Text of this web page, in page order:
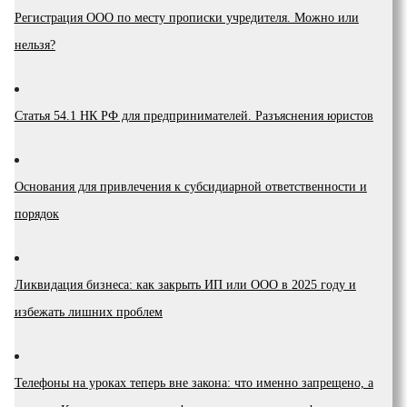
Регистрация ООО по месту прописки учредителя. Можно или
нельзя?
Статья 54.1 НК РФ для предпринимателей. Разъяснения юристов
Основания для привлечения к субсидиарной ответственности и
порядок
Ликвидация бизнеса: как закрыть ИП или ООО в 2025 году и
избежать лишних проблем
Телефоны на уроках теперь вне закона: что именно запрещено, а